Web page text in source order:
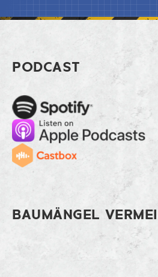
Footer Tipps gegen
PODCAST
Spotify
Apple Music
Cast
BAUMÄNGEL